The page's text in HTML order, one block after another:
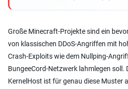
Große Minecraft-Projekte sind ein
von klassischen DDoS-Angriffen mit
Crash-Exploits wie dem Nullping-
BungeeCord-Netzwerk lahmlegen soll.
KernelHost ist für genau diese Muster